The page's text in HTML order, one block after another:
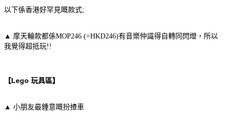
以下係香港好罕見嘅款式;
▲ 摩天輪款都係MOP246 (=HKD246)有音樂仲識得自轉同閃燈，所以
我覺得超抵玩!!
【Lego 玩具區】
▲ 小朋友最鍾意嘅扮揸車